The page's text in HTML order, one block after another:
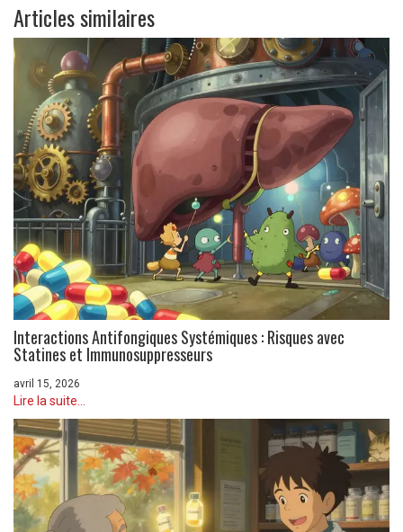
Articles similaires
Interactions Antifongiques Systémiques : Risques avec
Statines et Immunosuppresseurs
avril 15, 2026
Lire la suite...